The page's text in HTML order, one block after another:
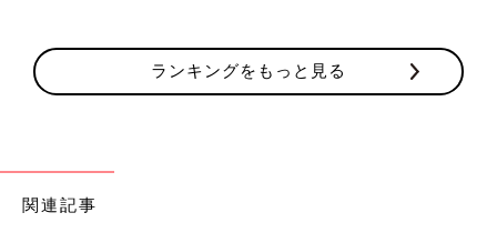
ランキングをもっと見る
関連記事